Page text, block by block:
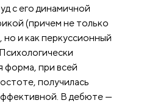
с его динамичной
(причем не только
но и как перкуссионный
форма, при всей
получилась
В дебюте —